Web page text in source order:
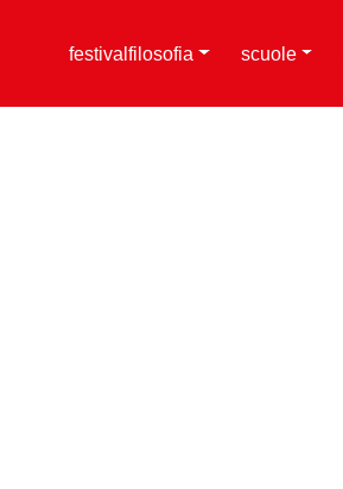
festivalfilosofia scuole